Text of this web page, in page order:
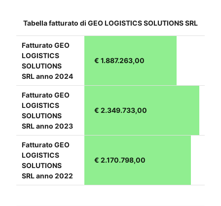
Tabella fatturato di GEO LOGISTICS SOLUTIONS SRL
Fatturato GEO
LOGISTICS
SOLUTIONS
SRL anno 2024
€ 1.887.263,00
Fatturato GEO
LOGISTICS
SOLUTIONS
SRL anno 2023
€ 2.349.733,00
Fatturato GEO
LOGISTICS
SOLUTIONS
SRL anno 2022
€ 2.170.798,00